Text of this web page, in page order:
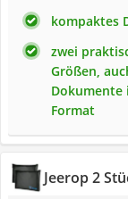
kompaktes
zwei
Größen,
Dokumente
Format
Jeerop 2